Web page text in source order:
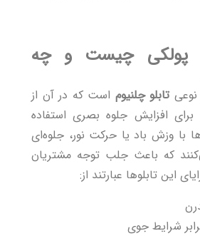
پولکی چیست و چه
نوعی تابلو چلنیوم است که در آن از
افزایش جلوه بصری استفاده
با وزش باد یا حرکت نور، جلوه‌ای
که باعث جلب توجه مشتریان
این تابلوها عبارتند از:
شرایط جوی